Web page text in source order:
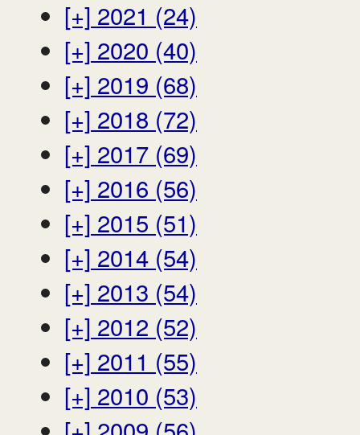
[+] 2021 (24)
[+] 2020 (40)
[+] 2019 (68)
[+] 2018 (72)
[+] 2017 (69)
[+] 2016 (56)
[+] 2015 (51)
[+] 2014 (54)
[+] 2013 (54)
[+] 2012 (52)
[+] 2011 (55)
[+] 2010 (53)